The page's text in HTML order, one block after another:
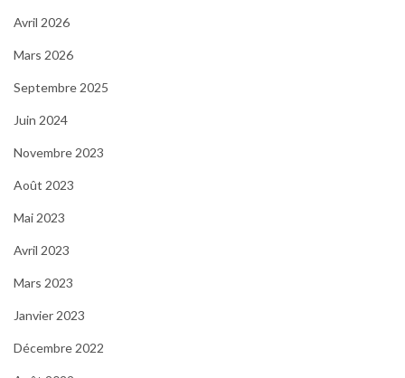
Avril 2026
Mars 2026
Septembre 2025
Juin 2024
Novembre 2023
Août 2023
Mai 2023
Avril 2023
Mars 2023
Janvier 2023
Décembre 2022